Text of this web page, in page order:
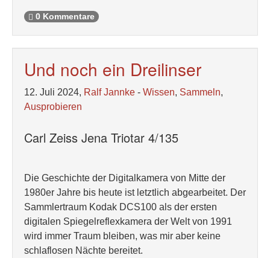
0 Kommentare
Und noch ein Dreilinser
12. Juli 2024, Ralf Jannke - Wissen, Sammeln,
Ausprobieren
Carl Zeiss Jena Triotar 4/135
Die Geschichte der Digitalkamera von Mitte der
1980er Jahre bis heute ist letztlich abgearbeitet. Der
Sammlertraum Kodak DCS100 als der ersten
digitalen Spiegelreflexkamera der Welt von 1991
wird immer Traum bleiben, was mir aber keine
schlaflosen Nächte bereitet.